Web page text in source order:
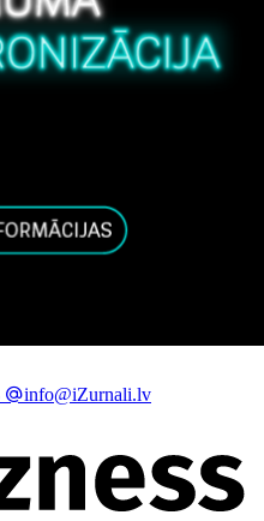
info@iZurnali.lv